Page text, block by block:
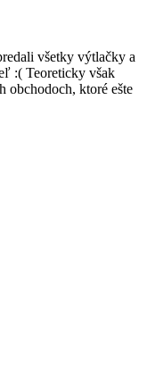
všetky výtlačky a
:( Teoreticky však
obchodoch, ktoré ešte